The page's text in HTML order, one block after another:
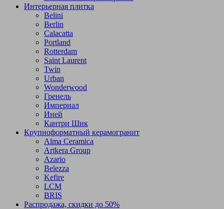
Интерьерная плитка
Belini
Berlin
Calacatta
Portland
Rotterdam
Saint Laurent
Twin
Urban
Wonderwood
Гренель
Империал
Иней
Кантри Шик
Крупноформатный керамогранит
Alma Ceramica
Artkera Group
Azario
Belezza
Kefire
LCM
BRIS
Распродажа, скидки до 50%